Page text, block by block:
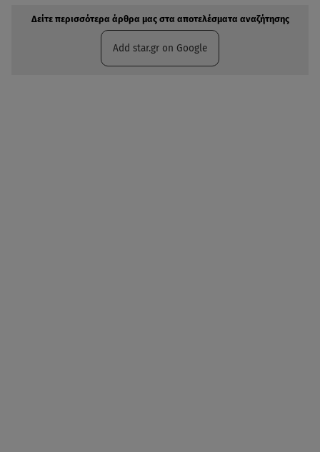
Δείτε περισσότερα άρθρα μας στα αποτελέσματα αναζήτησης
Add star.gr on Google